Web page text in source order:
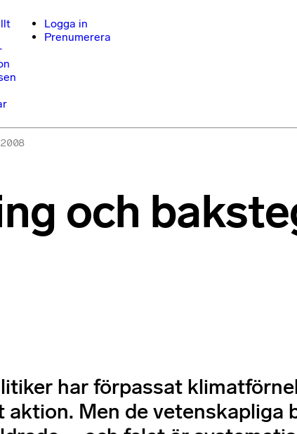
Logga in
Prenumerera
och
har förpassat
aktion. Men de